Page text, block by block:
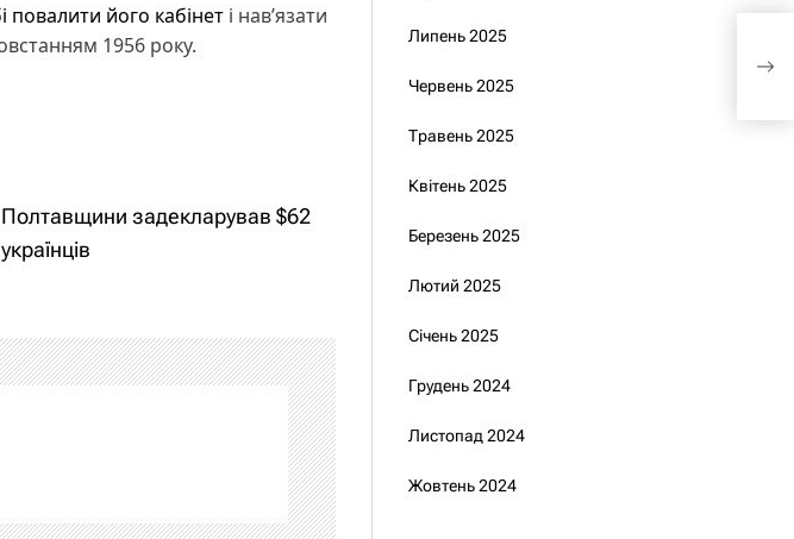
повалити його кабінет і нав’язати
1956 року.
задекларував $62
Липень 2025
Червень 2025
Травень 2025
Квітень 2025
Березень 2025
Лютий 2025
Січень 2025
Грудень 2024
Листопад 2024
Жовтень 2024